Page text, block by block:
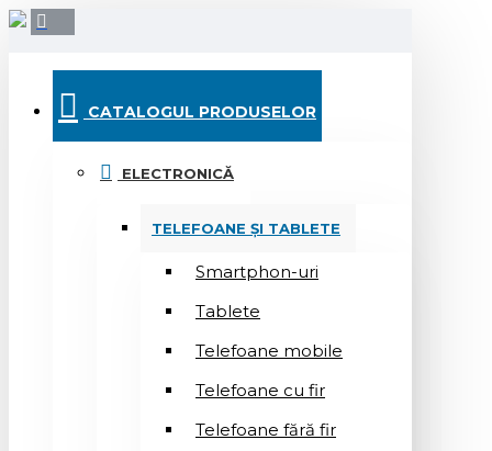
CATALOGUL PRODUSELOR
ELECTRONICĂ
TELEFOANE ȘI TABLETE
Smartphon-uri
Tablete
Telefoane mobile
Telefoane cu fir
Telefoane fără fir